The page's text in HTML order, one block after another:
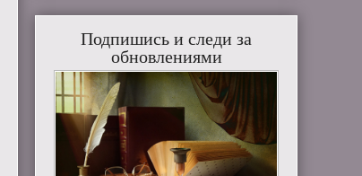
Подпишись и следи за
обновлениями